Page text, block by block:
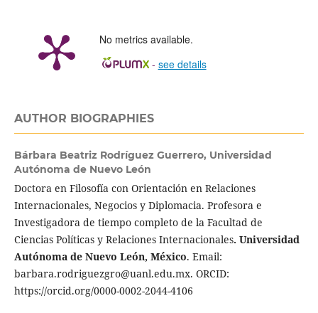
No metrics available.
- see details
AUTHOR BIOGRAPHIES
Bárbara Beatriz Rodríguez Guerrero, Universidad
Autónoma de Nuevo León
Doctora en Filosofía con Orientación en Relaciones
Internacionales, Negocios y Diplomacia. Profesora e
Investigadora de tiempo completo de la Facultad de
Ciencias Políticas y Relaciones Internacionales. Universidad
Autónoma de Nuevo León, México. Email:
barbara.rodriguezgro@uanl.edu.mx. ORCID:
https://orcid.org/0000-0002-2044-4106